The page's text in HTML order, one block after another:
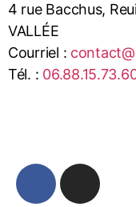
4 rue Bacchus,
VALLÉE
Courriel :
Tél. :